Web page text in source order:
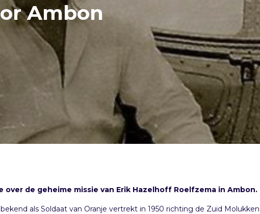
Ambon
over de geheime missie van Erik Hazelhoff Roelfzema in Ambon.
als Soldaat van Oranje vertrekt in 1950 richting de Zuid